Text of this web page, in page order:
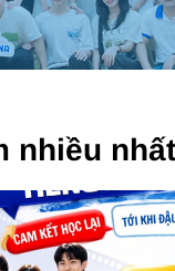
nhiều nhất